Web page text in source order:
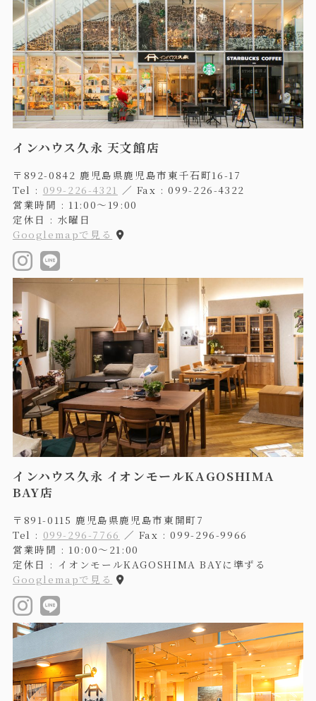
インハウス久永 天文館店
〒892-0842 鹿児島県鹿児島市東千石町16-17
Tel : 099-226-4321 ／ Fax : 099-226-4322
営業時間 : 11:00〜19:00
定休日 : 水曜日
Googlemapで見る
インハウス久永 イオンモールKAGOSHIMA
BAY店
〒891-0115 鹿児島県鹿児島市東開町7
Tel : 099-296-7766 ／ Fax : 099-296-9966
営業時間 : 10:00〜21:00
定休日 : イオンモールKAGOSHIMA BAYに準ずる
Googlemapで見る